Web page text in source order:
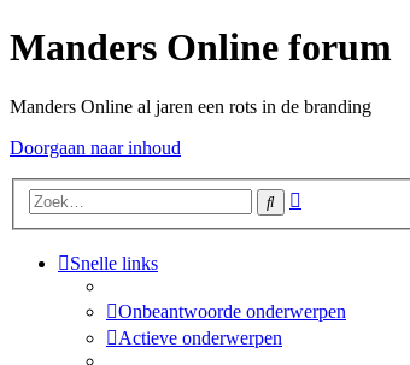
Manders Online forum
Manders Online al jaren een rots in de branding
Doorgaan naar inhoud
Zoek
Snelle links
Onbeantwoorde onderwerpen
Actieve onderwerpen